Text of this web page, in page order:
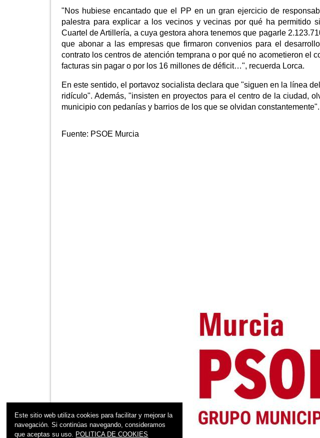
"Nos hubiese encantado que el PP en un gran ejercicio de
palestra para explicar a los vecinos y vecinas por qué ha permitido
Cuartel de Artillería, a cuya gestora ahora tenemos que pagarle
que abonar a las empresas que firmaron convenios para el
contrato los centros de atención temprana o por qué no acometieron el
facturas sin pagar o por los 16 millones de déficit…", recuerda Lorca.
En este sentido, el portavoz socialista declara que "siguen en la línea
ridículo". Además, "insisten en proyectos para el centro de la ciudad,
municipio con pedanías y barrios de los que se olvidan constantemente".
Fuente: PSOE Murcia
Este sitio web utiliza cookies para facilitar y mejorar la
navegación. Si continúas navegando, consideramos
que aceptas su uso. POLITICA DE COOKIES